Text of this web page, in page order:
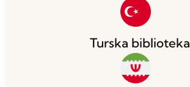
Turska biblioteka